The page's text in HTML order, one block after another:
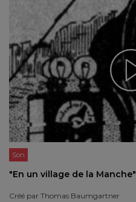
Son
"En un village de la Manche"
Créé par Thomas Baumgartner